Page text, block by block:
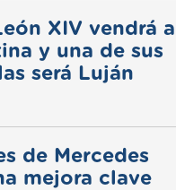
XIV vendrá a
y una de sus
será Luján
de Mercedes
mejora clave